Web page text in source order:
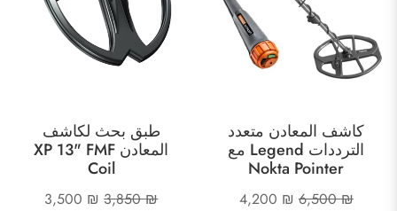
طبق بحث لكاشف
المعادن XP 13" FMF
Coil
3,850₪
السعر3,500 ₪
السعر
كاشف المعادن متعدد
الترددات Legend مع
Nokta Pointer
6,500₪
السعر4,200 ₪
السعر